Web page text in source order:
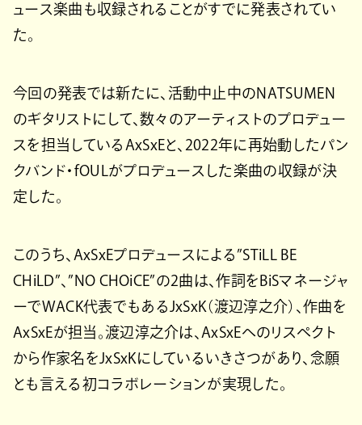
ュース楽曲も収録されることがすでに発表されてい
た。
今回の発表では新たに、活動中止中のNATSUMEN
のギタリストにして、数々のアーティストのプロデュー
スを担当しているAxSxEと、2022年に再始動したパン
クバンド・fOULがプロデュースした楽曲の収録が決
定した。
このうち、AxSxEプロデュースによる”STiLL BE
CHiLD”、”NO CHOiCE”の2曲は、作詞をBiSマネージャ
ーでWACK代表でもあるJxSxK（渡辺淳之介）、作曲を
AxSxEが担当。渡辺淳之介は、AxSxEへのリスペクト
から作家名をJxSxKにしているいきさつがあり、念願
とも言える初コラボレーションが実現した。